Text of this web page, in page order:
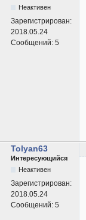
Неактивен
Зарегистрирован:
2018.05.24
Сообщений: 5
Tolyan63
Интересующийся
Неактивен
Зарегистрирован:
2018.05.24
Сообщений: 5